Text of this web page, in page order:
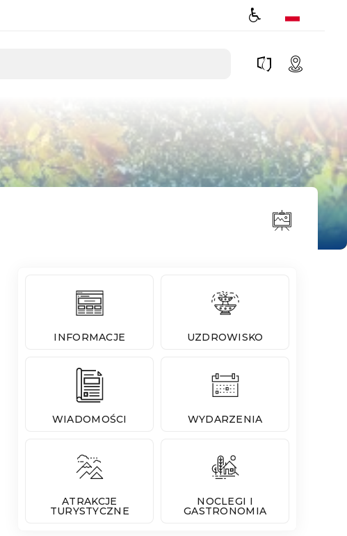
INFORMACJE UZDROWISKO
WIADOMOŚCI WYDARZENIA
ATRAKCJE
TURYSTYCZNE
NOCLEGI I
GASTRONOMIA